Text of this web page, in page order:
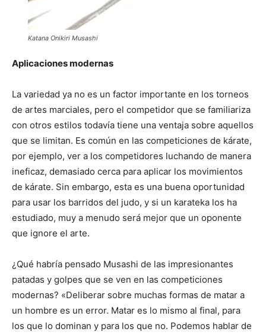
Katana Onikiri Musashi
Aplicaciones modernas
La variedad ya no es un factor importante en los torneos
de artes marciales, pero el competidor que se familiariza
con otros estilos todavía tiene una ventaja sobre aquellos
que se limitan. Es común en las competiciones de kárate,
por ejemplo, ver a los competidores luchando de manera
ineficaz, demasiado cerca para aplicar los movimientos
de kárate. Sin embargo, esta es una buena oportunidad
para usar los barridos del judo, y si un karateka los ha
estudiado, muy a menudo será mejor que un oponente
que ignore el arte.
¿Qué habría pensado Musashi de las impresionantes
patadas y golpes que se ven en las competiciones
modernas? «Deliberar sobre muchas formas de matar a
un hombre es un error. Matar es lo mismo al final, para
los que lo dominan y para los que no. Podemos hablar de